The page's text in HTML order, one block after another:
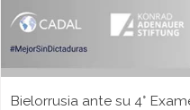
Bielorrusia ante su 4°